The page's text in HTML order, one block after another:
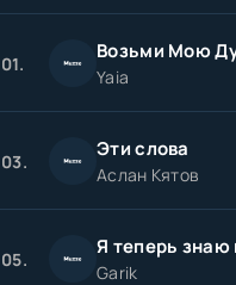
01. Возьми Мою
Yaia
03. Эти слова
Аслан Кятов
05. Я теперь знаю
Garik